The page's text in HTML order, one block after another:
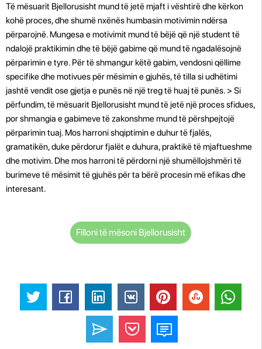
Të mësuarit Bjellorusisht mund të jetë mjaft i vështirë dhe kërkon
kohë proces, dhe shumë nxënës humbasin motivimin ndërsa
përparojnë. Mungesa e motivimit mund të bëjë që një student të
ndalojë praktikimin dhe të bëjë gabime që mund të ngadalësojnë
përparimin e tyre. Për të shmangur këtë gabim, vendosni qëllime
specifike dhe motivues për mësimin e gjuhës, të tilla si udhëtimi
jashtë vendit ose gjetja e punës në një treg të huaj të punës. > Si
përfundim, të mësuarit Bjellorusisht mund të jetë një proces sfidues,
por shmangia e gabimeve të zakonshme mund të përshpejtojë
përparimin tuaj. Mos harroni shqiptimin e duhur të fjalës,
gramatikën, duke përdorur fjalët e duhura, praktikë të mjaftueshme
dhe motivim. Dhe mos harroni të përdorni një shumëllojshmëri të
burimeve të mësimit të gjuhës për ta bërë procesin më efikas dhe
interesant.
Filloni të mësoni Bjellorusisht